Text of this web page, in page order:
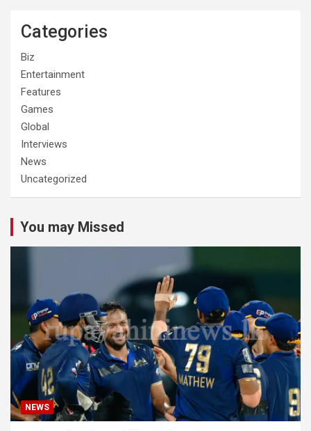
Categories
Biz
Entertainment
Features
Games
Global
Interviews
News
Uncategorized
You may Missed
NEWS